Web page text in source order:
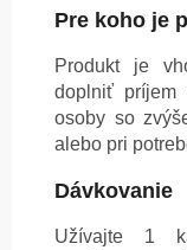
Pre koho je
Produkt je
doplniť príjem
osoby so
alebo pri
Dávkovanie
Užívajte 1